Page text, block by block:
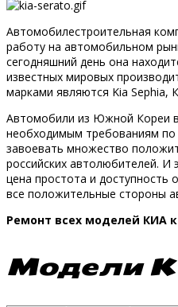
Автомобилестроительная
работу на автомобильном
сегодняшний день она
известных мировых
марками являются Kia Sephia,
Автомобили из Южной Кореи
необходимым требованиям по
завоевать множество
российских автолюбителей. И
цена простота и доступность
все положительные стороны
Ремонт всех моделей КИА
Модели